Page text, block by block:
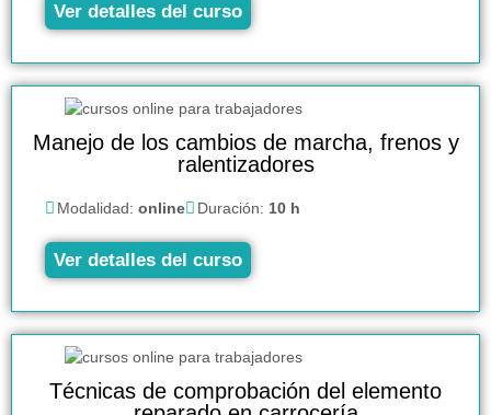
Ver detalles del curso
Manejo de los cambios de marcha, frenos y
ralentizadores
Modalidad: online Duración: 10 h
Ver detalles del curso
Técnicas de comprobación del elemento